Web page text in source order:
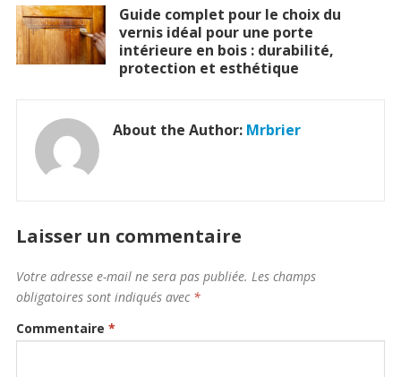
Guide complet pour le choix du
vernis idéal pour une porte
intérieure en bois : durabilité,
protection et esthétique
About the Author: Mrbrier
Laisser un commentaire
Votre adresse e-mail ne sera pas publiée. Les champs
obligatoires sont indiqués avec *
Commentaire *